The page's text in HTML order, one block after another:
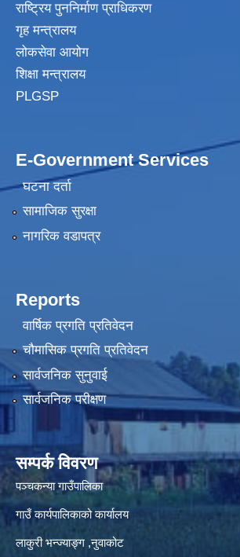
राष्ट्रिय पुननिर्माण प्राधिकरण
गृह मन्त्रालय
लोकसेवा आयोग
शिक्षा मन्त्रालय
PLGSP
E-Government Services
घटना दर्ता
सामाजिक सुरक्षा
नागरिक वडापत्र
Reports
वार्षिक प्रगति प्रतिवेदन
चौमासिक प्रगति प्रतिवेदन
सार्वजनिक सुनुवाई
सार्वजनिक परीक्षण
सम्पर्क विवरण
पञ्‍चकन्या गाउँपालिका
गाउँ कार्यपालिकाको कार्यालय
लाकुरी भन्ज्याङ्ग ,नुवाकोट